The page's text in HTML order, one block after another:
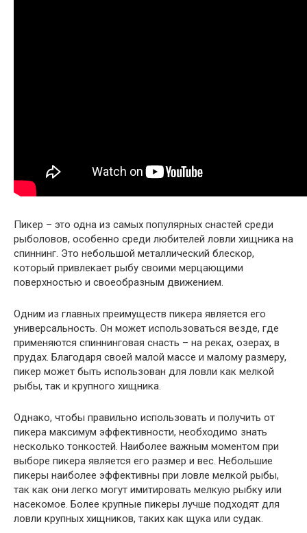
Пикер – это одна из самых популярных снастей среди
рыболовов, особенно среди любителей ловли хищника на
спиннинг. Это небольшой металлический блескор,
который привлекает рыбу своими мерцающими
поверхностью и своеобразным движением.
Одним из главных преимуществ пикера является его
универсальность. Он может использоваться везде, где
применяются спиннинговая снасть – на реках, озерах, в
прудах. Благодаря своей малой массе и малому размеру,
пикер может быть использован для ловли как мелкой
рыбы, так и крупного хищника.
Однако, чтобы правильно использовать и получить от
пикера максимум эффективности, необходимо знать
несколько тонкостей. Наиболее важным моментом при
выборе пикера является его размер и вес. Небольшие
пикеры наиболее эффективны при ловле мелкой рыбы,
так как они легко могут имитировать мелкую рыбку или
насекомое. Более крупные пикеры лучше подходят для
ловли крупных хищников, таких как щука или судак.